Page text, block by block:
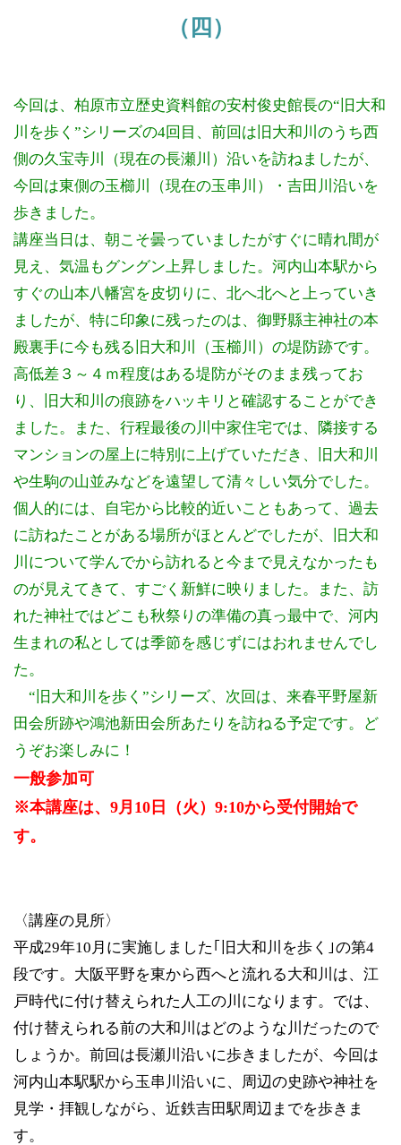
（四）
今回は、柏原市立歴史資料館の安村俊史館長の“旧大和
川を歩く”シリーズの4回目、前回は旧大和川のうち西
側の久宝寺川（現在の長瀬川）沿いを訪ねましたが、
今回は東側の玉櫛川（現在の玉串川）・吉田川沿いを
歩きました。
講座当日は、朝こそ曇っていましたがすぐに晴れ間が
見え、気温もグングン上昇しました。河内山本駅から
すぐの山本八幡宮を皮切りに、北へ北へと上っていき
ましたが、特に印象に残ったのは、御野縣主神社の本
殿裏手に今も残る旧大和川（玉櫛川）の堤防跡です。
高低差３～４ｍ程度はある堤防がそのまま残ってお
り、旧大和川の痕跡をハッキリと確認することができ
ました。また、行程最後の川中家住宅では、隣接する
マンションの屋上に特別に上げていただき、旧大和川
や生駒の山並みなどを遠望して清々しい気分でした。
個人的には、自宅から比較的近いこともあって、過去
に訪ねたことがある場所がほとんどでしたが、旧大和
川について学んでから訪れると今まで見えなかったも
のが見えてきて、すごく新鮮に映りました。また、訪
れた神社ではどこも秋祭りの準備の真っ最中で、河内
生まれの私としては季節を感じずにはおれませんでし
た。
“旧大和川を歩く”シリーズ、次回は、来春平野屋新
田会所跡や鴻池新田会所あたりを訪ねる予定です。ど
うぞお楽しみに！
一般参加可
※本講座は、9月10日（火）9:10から受付開始で
す。
〈講座の見所〉
平成29年10月に実施しました｢旧大和川を歩く｣の第4
段です。大阪平野を東から西へと流れる大和川は、江
戸時代に付け替えられた人工の川になります。では、
付け替えられる前の大和川はどのような川だったので
しょうか。前回は長瀬川沿いに歩きましたが、今回は
河内山本駅駅から玉串川沿いに、周辺の史跡や神社を
見学・拝観しながら、近鉄吉田駅周辺までを歩きま
す。